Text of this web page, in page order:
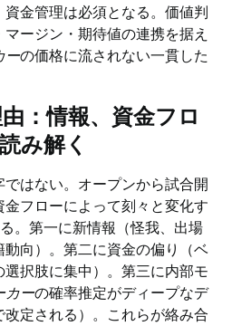
金管理は必須となる。価値判
ージン・期待値の連携を据え
ーの価格に流されない一貫した
：情報、資金フロ
み解く
はない。オープンから試合開
フローによって刻々と変化す
。第一に新情報（怪我、出場
向）。第二に資金の偏り（ベ
択肢に集中）。第三に内部モ
カーの確率推定がディープなデ
定される）。これらが絡み合